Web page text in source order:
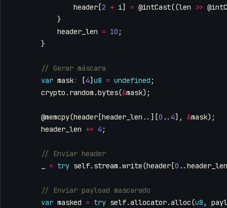
header [2 + i] = @intCast((len >>
}
header_len = 10 ;
}
var mask: [4] u8 = undefined ;
crypto . random .bytes(&mask);
@memcpy(header [header_len ..][0 .. 4], &mask);
header_len += 4 ;
= try self. stream .write(header [0 .. header_len
var masked = try self.allocator.alloc(u8 ,